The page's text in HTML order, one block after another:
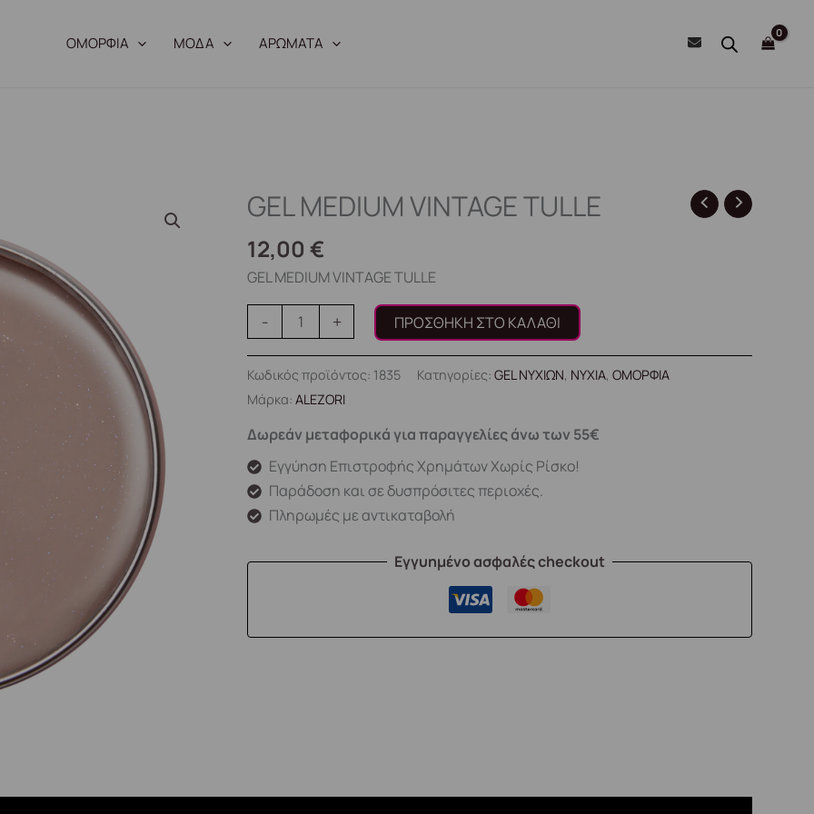
ΟΜΟΡΦΙΑ ΜΟΔΑ ΑΡΩΜΑΤΑ
GEL MEDIUM VINTAGE TULLE
12,00€
GEL MEDIUM VINTAGE TULLE
-
GEL
VINTAGE
TULLE
+ ΠΡΟΣΘΉΚΗ ΣΤΟ ΚΑΛΆΘΙ
Κωδικός προϊόντος: 1835 Κατηγορίες:GEL ΝΥΧΙΩΝ, ΝΥΧΙΑ,ΟΜΟΡΦΙΑ
Μάρκα:ALEZORI
Δωρεάν μεταφορικά για παραγγελίες άνω των 55€
Εγγύηση Επιστροφής Χρημάτων Χωρίς Ρίσκο!
Παράδοση και σε δυσπρόσιτες περιοχές.
Πληρωμές με αντικαταβολή
Εγγυημένο ασφαλές checkout